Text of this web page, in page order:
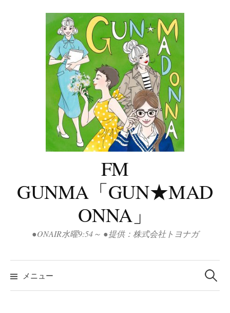
FM
GUNMA「GUN★MAD
ONNA」
●ONAIR水曜9:54～ ●提供：株式会社トヨナガ
メニュー
検
索: